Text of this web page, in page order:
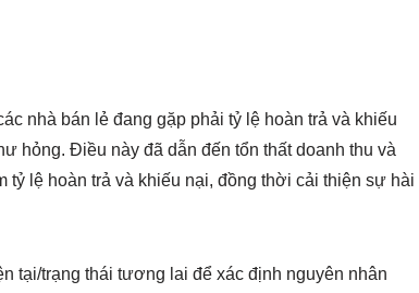
nhà bán lẻ đang gặp phải tỷ lệ hoàn trả và khiếu
hỏng. Điều này đã dẫn đến tổn thất doanh thu và
tỷ lệ hoàn trả và khiếu nại, đồng thời cải thiện sự hài
tại/trạng thái tương lai để xác định nguyên nhân